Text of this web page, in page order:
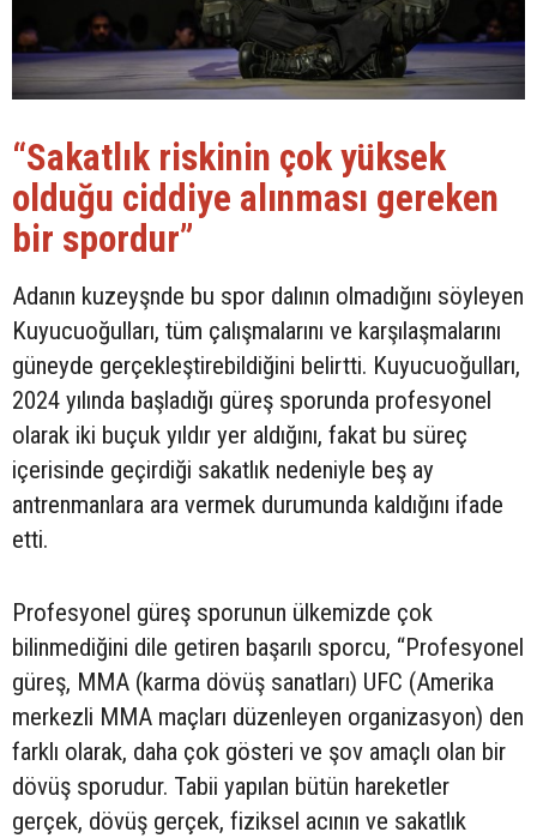
“Sakatlık riskinin çok yüksek
olduğu ciddiye alınması gereken
bir spordur”
Adanın kuzeyşnde bu spor dalının olmadığını söyleyen
Kuyucuoğulları, tüm çalışmalarını ve karşılaşmalarını
güneyde gerçekleştirebildiğini belirtti. Kuyucuoğulları,
2024 yılında başladığı güreş sporunda profesyonel
olarak iki buçuk yıldır yer aldığını, fakat bu süreç
içerisinde geçirdiği sakatlık nedeniyle beş ay
antrenmanlara ara vermek durumunda kaldığını ifade
etti.
Profesyonel güreş sporunun ülkemizde çok
bilinmediğini dile getiren başarılı sporcu, “Profesyonel
güreş, MMA (karma dövüş sanatları) UFC (Amerika
merkezli MMA maçları düzenleyen organizasyon) den
farklı olarak, daha çok gösteri ve şov amaçlı olan bir
dövüş sporudur. Tabii yapılan bütün hareketler
gerçek, dövüş gerçek, fiziksel acının ve sakatlık